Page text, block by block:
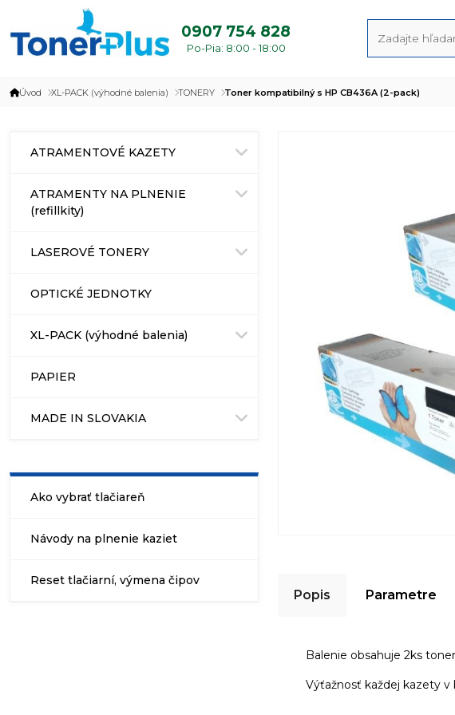
0907 754 828
Po-Pia: 8:00 - 18:00
Úvod XL-PACK (výhodné balenia) TONERY Toner kompatibilný s HP CB436A (2-pack)
ATRAMENTOVÉ KAZETY
ATRAMENTY NA PLNENIE
(refillkity)
LASEROVÉ TONERY
OPTICKÉ JEDNOTKY
XL-PACK (výhodné balenia)
PAPIER
MADE IN SLOVAKIA
Ako vybrať tlačiareň
Návody na plnenie kaziet
Reset tlačiarní, výmena čipov
Popis Parametre
Balenie obsahuje 2ks
Výťažnosť každej kazety v